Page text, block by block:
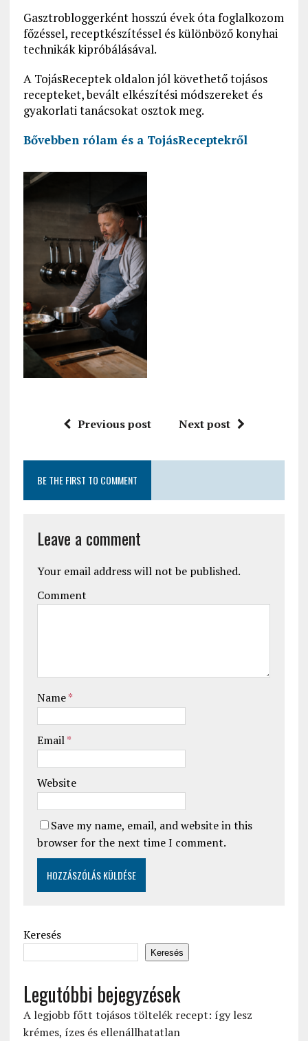
Gasztrobloggerként hosszú évek óta foglalkozom
főzéssel, receptkészítéssel és különböző konyhai
technikák kipróbálásával.
A TojásReceptek oldalon jól követhető tojásos
recepteket, bevált elkészítési módszereket és
gyakorlati tanácsokat osztok meg.
Bővebben rólam és a TojásReceptekről
Previous post Next post
BE THE FIRST TO COMMENT
Leave a comment
Your email address will not be published.
Comment
Name*
Email*
Website
Save my name, email, and website in this
browser for the next time I comment.
Keresés
Keresés
Legutóbbi bejegyzések
A legjobb főtt tojásos töltelék recept: így lesz
krémes, ízes és ellenállhatatlan